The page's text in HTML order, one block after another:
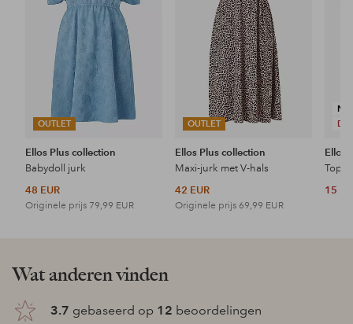
OUTLET
Ellos Plus collection
Babydoll jurk
48 EUR
Originele prijs 79,99 EUR
OUTLET
Ellos Plus collection
Maxi-jurk met V-hals
42 EUR
Originele prijs 69,99 EUR
Ellos
Topje
15
Wat anderen vinden
3.7 gebaseerd op 12 beoordelingen